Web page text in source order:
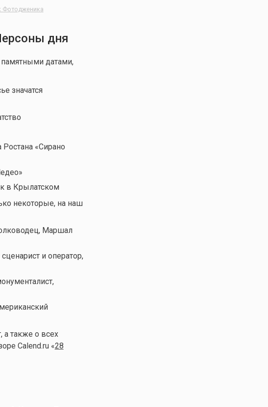
Фотодженика
дня
датами,
значатся
«Сирано
в Крылатском
некоторые, на наш
Маршал
и оператор,
а также о всех
Calend.ru «28